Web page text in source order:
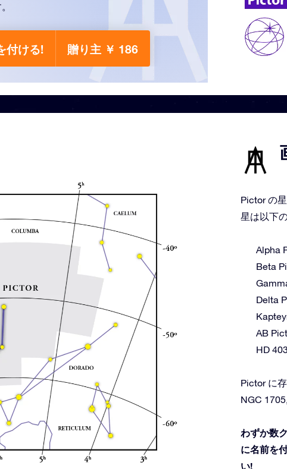
付ける! 贈り主 ￥ 186
Pictor の
星は以下
Alpha
Beta
Delta
AB
HD
Pictor に
NGC
わずか数
に名前を
い!